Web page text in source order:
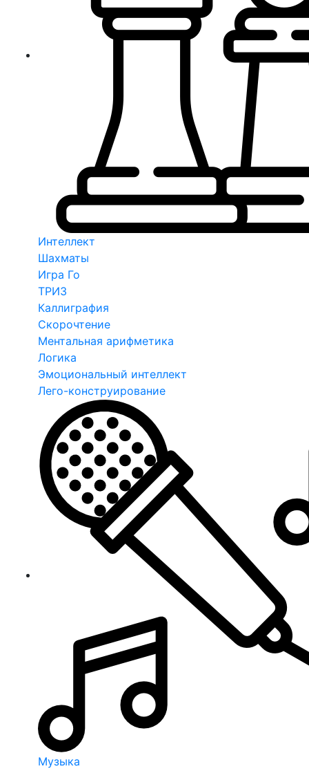
Интеллект
Шахматы
Игра Го
ТРИЗ
Каллиграфия
Скорочтение
Ментальная арифметика
Логика
Эмоциональный интеллект
Лего-конструирование
Музыка